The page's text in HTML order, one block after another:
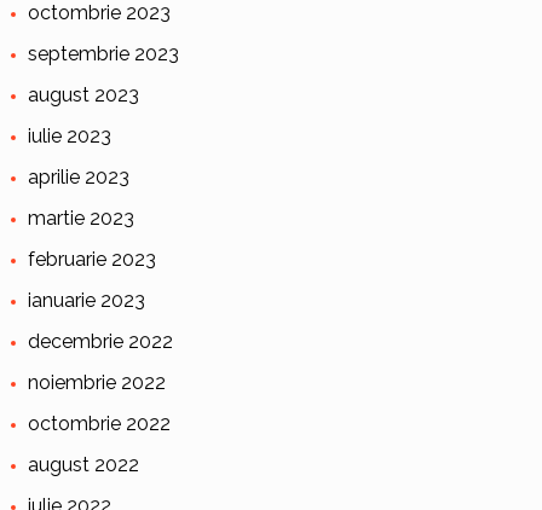
octombrie 2023
septembrie 2023
august 2023
iulie 2023
aprilie 2023
martie 2023
februarie 2023
ianuarie 2023
decembrie 2022
noiembrie 2022
octombrie 2022
august 2022